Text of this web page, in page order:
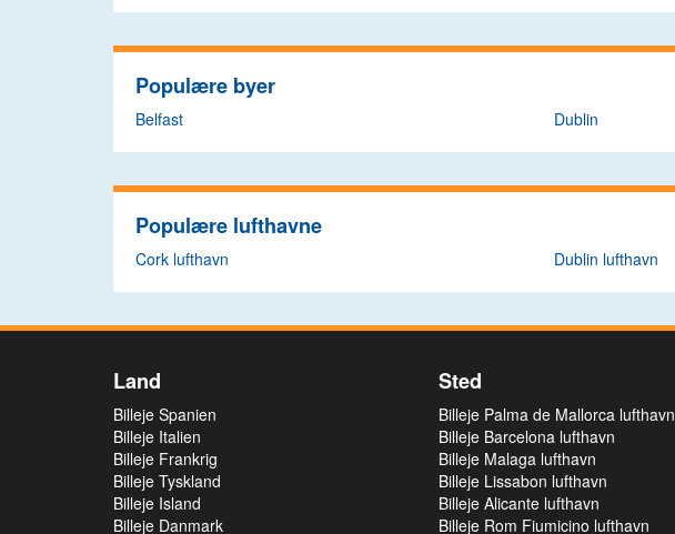
Populære byer
Belfast Dublin
Populære lufthavne
Cork lufthavn Dublin lufthavn
Land
Billeje Spanien
Billeje Italien
Billeje Frankrig
Billeje Tyskland
Billeje Island
Billeje Danmark
Sted
Billeje Palma de Mallorca lufthavn
Billeje Barcelona lufthavn
Billeje Malaga lufthavn
Billeje Lissabon lufthavn
Billeje Alicante lufthavn
Billeje Rom Fiumicino lufthavn